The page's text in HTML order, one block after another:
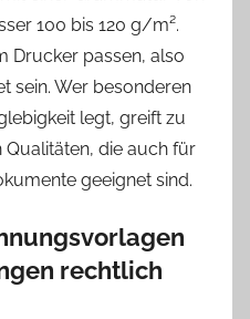
100 bis 120 g/m².
Drucker passen, also
sein. Wer besonderen
legt, greift zu
die auch für
geeignet sind.
rechtlich